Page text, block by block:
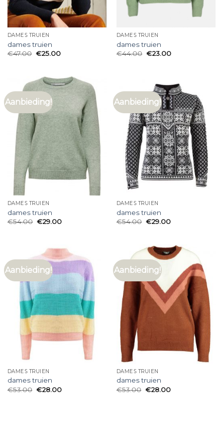
DAMES TRUIEN
dames truien
€47.00 €25.00
DAMES TRUIEN
dames truien
€44.00 €23.00
Aanbieding!
DAMES TRUIEN
dames truien
€54.00 €29.00
Aanbieding!
DAMES TRUIEN
dames truien
€54.00 €29.00
Aanbieding!
DAMES TRUIEN
dames truien
€53.00 €28.00
Aanbieding!
DAMES TRUIEN
dames truien
€53.00 €28.00